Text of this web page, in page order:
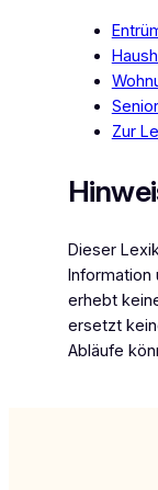
Zur
Dieser
Information
erhebt
ersetzt
Abläufe